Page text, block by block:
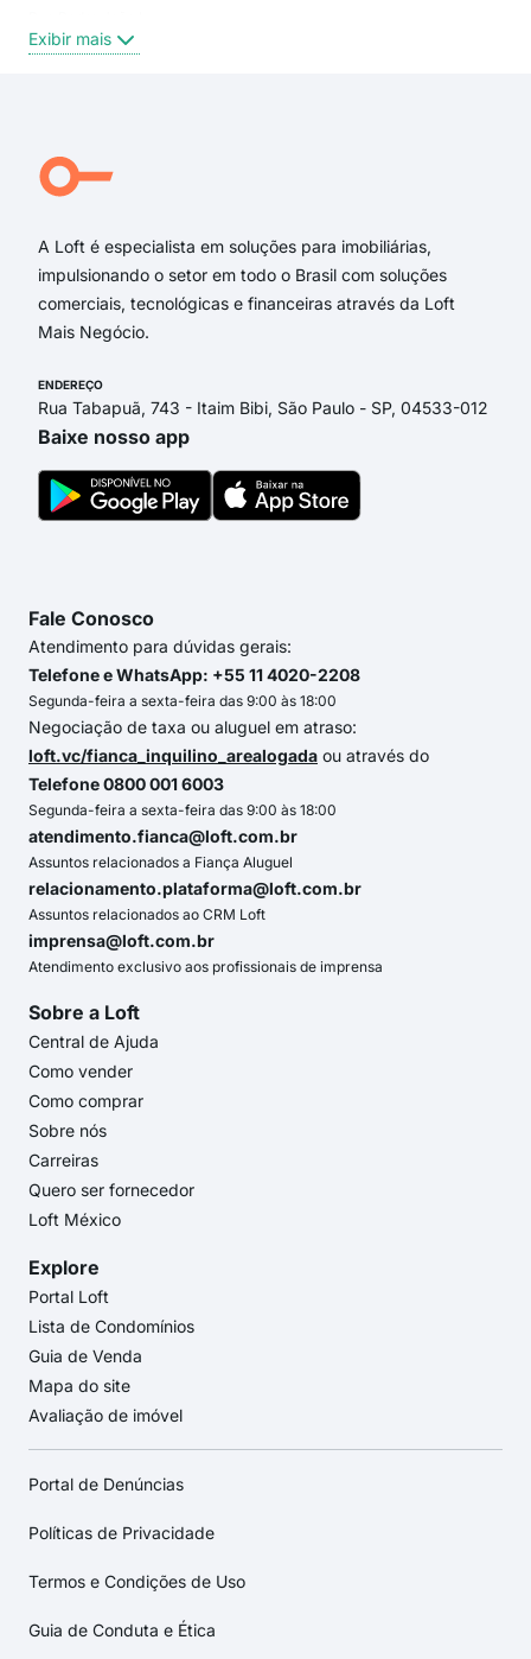
Rua Doutor Colares
Rua Padre Ildefonso
Engenheiro Schamber
Exibir mais
A Loft é especialista em soluções para imobiliárias,
impulsionando o setor em todo o Brasil com soluções
comerciais, tecnológicas e financeiras através da Loft
Mais Negócio.
ENDEREÇO
Rua Tabapuã, 743 - Itaim Bibi, São Paulo - SP, 04533-012
Baixe nosso app
Fale Conosco
Atendimento para dúvidas gerais:
Telefone e WhatsApp: +55 11 4020-2208
Segunda-feira a sexta-feira das 9:00 às 18:00
Negociação de taxa ou aluguel em atraso:
loft.vc/fianca_inquilino_arealogada ou através do
Telefone 0800 001 6003
Segunda-feira a sexta-feira das 9:00 às 18:00
atendimento.fianca@loft.com.br
Assuntos relacionados a Fiança Aluguel
relacionamento.plataforma@loft.com.br
Assuntos relacionados ao CRM Loft
imprensa@loft.com.br
Atendimento exclusivo aos profissionais de imprensa
Sobre a Loft
Central de Ajuda
Como vender
Como comprar
Sobre nós
Carreiras
Quero ser fornecedor
Loft México
Explore
Portal Loft
Lista de Condomínios
Guia de Venda
Mapa do site
Avaliação de imóvel
Portal de Denúncias
Políticas de Privacidade
Termos e Condições de Uso
Guia de Conduta e Ética